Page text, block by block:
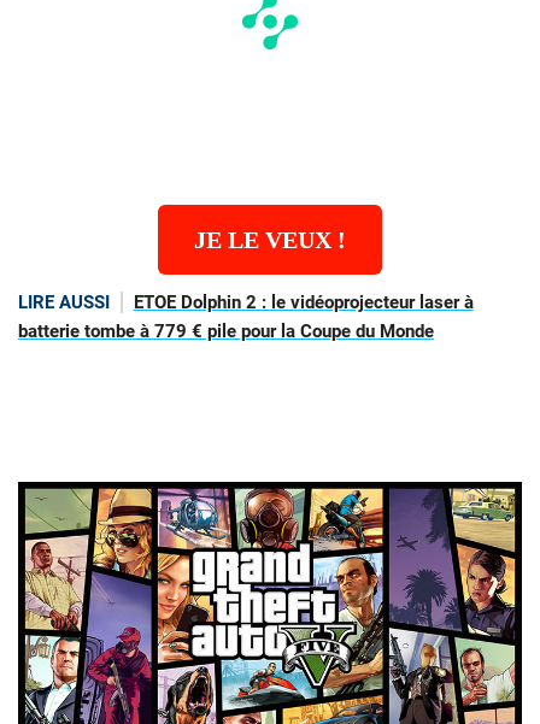
JE LE VEUX !
LIRE AUSSI
ETOE Dolphin 2 : le vidéoprojecteur laser à
batterie tombe à 779 € pile pour la Coupe du Monde